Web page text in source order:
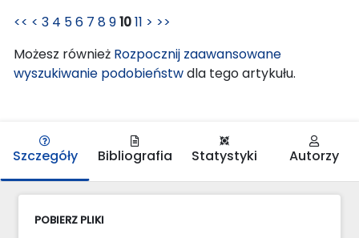
<< < 3 4 56 7 891011 > >>
Możesz również Rozpocznij zaawansowane
wyszukiwanie podobieństwdla tego artykułu.
Szczegóły Bibliografia Statystyki Autorzy
POBIERZ PLIKI